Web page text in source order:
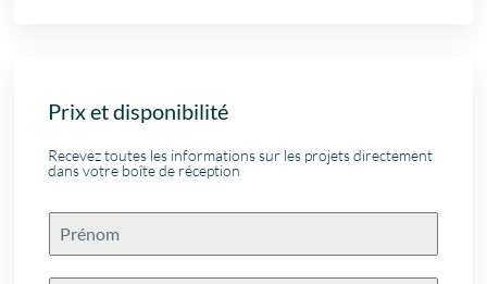
Prix et disponibilité
Recevez toutes les informations sur les projets directement
dans votre boîte de réception